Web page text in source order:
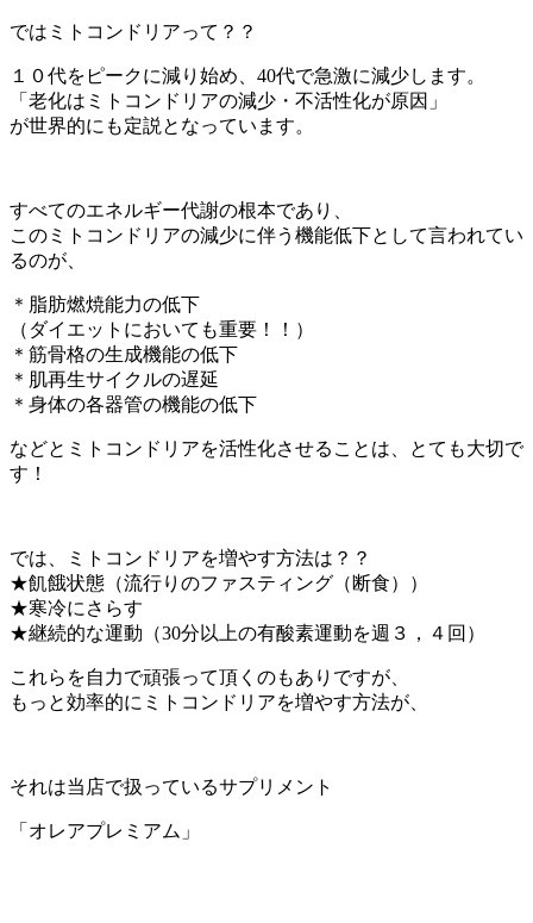
ではミトコンドリアって？？
１０代をピークに減り始め、40代で急激に減少します。
「老化はミトコンドリアの減少・不活性化が原因」
が世界的にも定説となっています。
すべてのエネルギー代謝の根本であり、
このミトコンドリアの減少に伴う機能低下として言われてい
るのが、
＊脂肪燃焼能力の低下
（ダイエットにおいても重要！！）
＊筋骨格の生成機能の低下
＊肌再生サイクルの遅延
＊身体の各器管の機能の低下
などとミトコンドリアを活性化させることは、とても大切で
す！
では、ミトコンドリアを増やす方法は？？
★飢餓状態（流行りのファスティング（断食））
★寒冷にさらす
★継続的な運動（30分以上の有酸素運動を週３，４回）
これらを自力で頑張って頂くのもありですが、
もっと効率的にミトコンドリアを増やす方法が、
それは当店で扱っているサプリメント
「オレアプレミアム」